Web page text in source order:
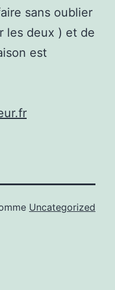
sans oublier
les deux ) et de
est
Uncategorized